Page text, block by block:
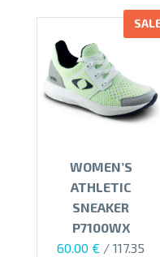
WOMEN’S
ATHLETIC
SNEAKER
P7100WX
Original
60.00 €Текущата
/ 117.35